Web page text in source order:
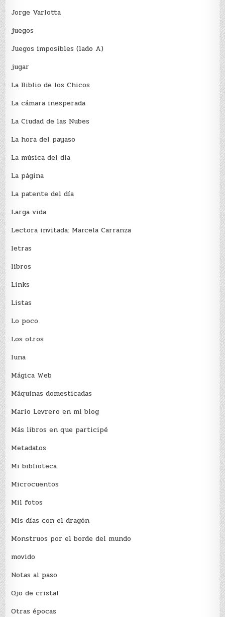
Jorge Varlotta
juegos
Juegos imposibles (lado A)
jugar
La Biblio de los Chicos
La cámara inesperada
La Ciudad de las Nubes
La hora del payaso
La música del día
La página
La patente del día
Larga vida
Lectora invitada: Marcela Carranza
letras
libros
Links
Listas
Lo poco
Los otros
luna
Mágica Web
Máquinas domesticadas
Mario Levrero en mi blog
Más libros en que participé
Metadatos
Mi biblioteca
Microcuentos
Mil fotos
Mis días con el dragón
Monstruos por el borde del mundo
movido
Notas al paso
Ojo de cristal
Otras épocas